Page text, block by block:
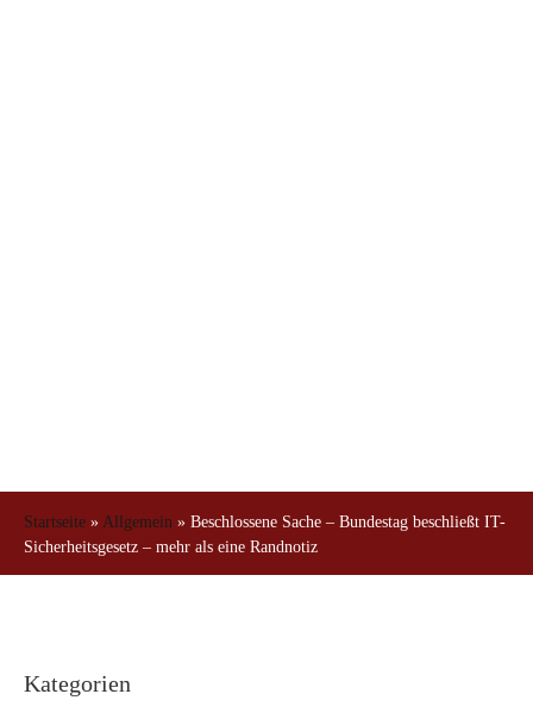
Startseite » Allgemein » Beschlossene Sache – Bundestag beschließt IT-
Sicherheitsgesetz – mehr als eine Randnotiz
Kategorien